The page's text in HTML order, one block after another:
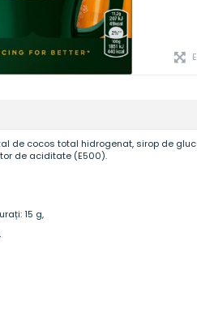
de cocos total hidrogenat, sirop de
de aciditate (E500).
15 g,